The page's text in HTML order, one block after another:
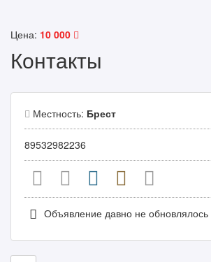
Цена: 10 000
Контакты
Местность: Брест
89532982236
Объявление давно не обновлялось